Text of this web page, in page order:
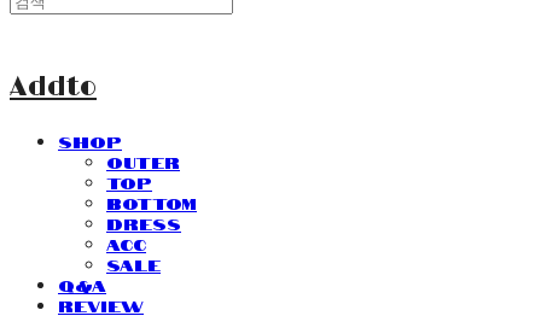
Addto
SHOP
Outer
Top
Bottom
Dress
Acc
Sale
Q&A
Review